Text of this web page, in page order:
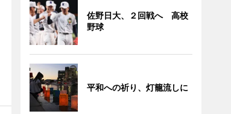
佐野日大、２回戦へ 高校
野球
平和への祈り、灯籠流しに